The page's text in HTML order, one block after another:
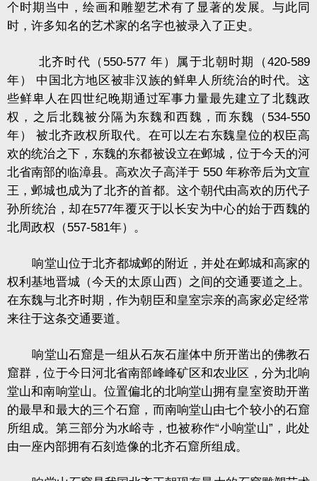
个时期当中，绘画和雕塑艺术有了显著的发展。与此同
时，许多知名的艺术家的名字也被录入了正史。
北齐时代（550-577 年）属于北朝时期（420-589
年） 中国北方地区被非汉族的鲜卑人所统治的时代。这
些鲜卑人在四世纪晚期通过军事力量最先建立了北魏政
权，之后北魏被分隔为东魏和西魏，而东魏（534-550
年） 被北齐政权所取代。在可以左右东魏皇位的权臣高
欢的统治之下，东魏的东都被设立在邺城，位于今天的河
北省南部的临漳县。高欢次子高洋于 550 年称帝后为文宣
王，邺城也成为了北齐的首都。这个朝代由高欢的历代子
孙所统治，却在577年覆灭于以长安为中心的始于西魏的
北周政权（557-581年）。
响堂山位于北齐都城邺的附近，并处在邺城和高家的
权利基地晋城（今天的太原山西）之间的交通要道之上。
在东魏与北齐时期，作为朝臣和皇室宗亲的高家必定经常
来往于这条交通要道。
响堂山石窟是一组从石灰石崖体中所开凿出的佛教石
窟群，位于今日河北省南部峰峰矿区和农业区，分为北响
堂山和南响堂山。位置偏北的北响堂山拥有皇室资助开凿
的最早和最大的三个石窟，而南响堂山由七个较小的石窟
所组成。第三部分为水峪寺，也被称作“小响堂山”，此处
由一座内部拥有石刻造像的北齐石窟所组成。